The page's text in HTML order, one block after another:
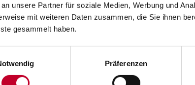
unsere Partner für soziale Medien, Werbung und
mit weiteren Daten zusammen, die Sie ihnen
gesammelt haben.
Präferenzen
sind Teil einesNachhaltigkeitsprojekts eines
leben wir nicht nur nachhaltiger, sondern stärken auch die
Unsere Prozesse und Dokumentationen werden so
und Ressourcen zu schonen.
Papier:
Sollte doch die Notwendigkeit zum Druck